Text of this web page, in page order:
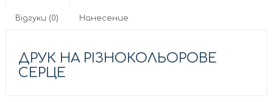
Відгуки (0) Нанесение
ДРУК НА РІЗНОКОЛЬОРОВЕ
СЕРЦЕ